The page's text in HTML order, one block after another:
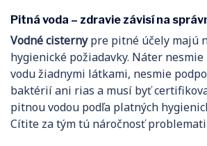
Pitná voda – zdravie závisí na
Vodné cisternypre pitné účely majú
hygienické požiadavky. Náter
vodu žiadnymi látkami, nesmie
baktérií ani rias a musí byť
pitnou vodou podľa platných
Cítite za tým tú náročnosť